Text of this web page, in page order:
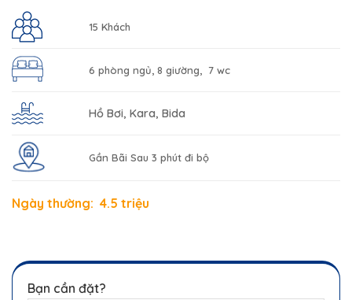
15 Khách
6 phòng ngủ, 8 giường, 7 wc
Hồ Bơi, Kara, Bida
Gần Bãi Sau 3 phút đi bộ
Ngày thường: 4.5 triệu
Bạn cần đặt?